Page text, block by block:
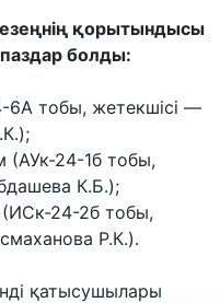
қорытындысы
болды:
тобы, жетекшісі —
(АУк-24-1б тобы,
К.Б.);
24-2б тобы,
Р.К.).
қатысушылары